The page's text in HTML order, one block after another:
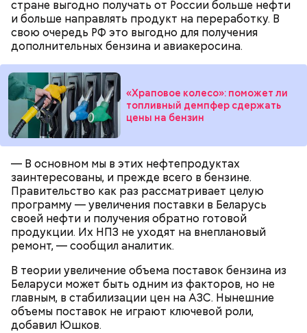
стране выгодно получать от России больше нефти
и больше направлять продукт на переработку. В
свою очередь РФ это выгодно для получения
дополнительных бензина и авиакеросина.
«Храповое колесо»: поможет ли
топливный демпфер сдержать
цены на бензин
— В основном мы в этих нефтепродуктах
заинтересованы, и прежде всего в бензине.
Правительство как раз рассматривает целую
программу — увеличения поставки в Беларусь
своей нефти и получения обратно готовой
продукции. Их НПЗ не уходят на внеплановый
ремонт, — сообщил аналитик.
В теории увеличение объема поставок бензина из
Беларуси может быть одним из факторов, но не
главным, в стабилизации цен на АЗС. Нынешние
объемы поставок не играют ключевой роли,
добавил Юшков.
Главное отличие цифрового рубля от криптовалют
в том, что эмитентом (организацией, выпускающей
ценные бумаги) будет только Центробанк.
Цифровой рубль обеспечен активами государства,
например золотовалютным резервом, и,
цена криптовалюты не обеспечена никакими
ресурсами и зависит только от спроса и
предложения, которые могут резко меняться под
действием разных факторов.
расплатиться и без доступа к интернету.